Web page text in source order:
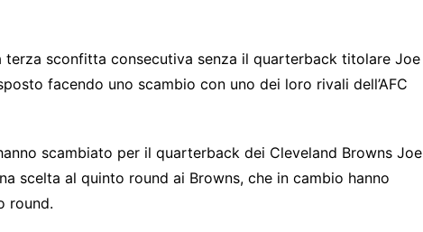
terza sconfitta consecutiva senza il quarterback titolare Joe
facendo uno scambio con uno dei loro rivali dell’AFC
scambiato per il quarterback dei Cleveland Browns Joe
scelta al quinto round ai Browns, che in cambio hanno
round.